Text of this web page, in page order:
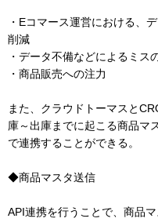
・Eコマース運営における、
削減
・データ不備などによるミス
・商品販売への注力
また、クラウドトーマスと
庫～出庫までに起こる商品マ
で連携することができる。
◆商品マスタ送信
API連携を行うことで、商品